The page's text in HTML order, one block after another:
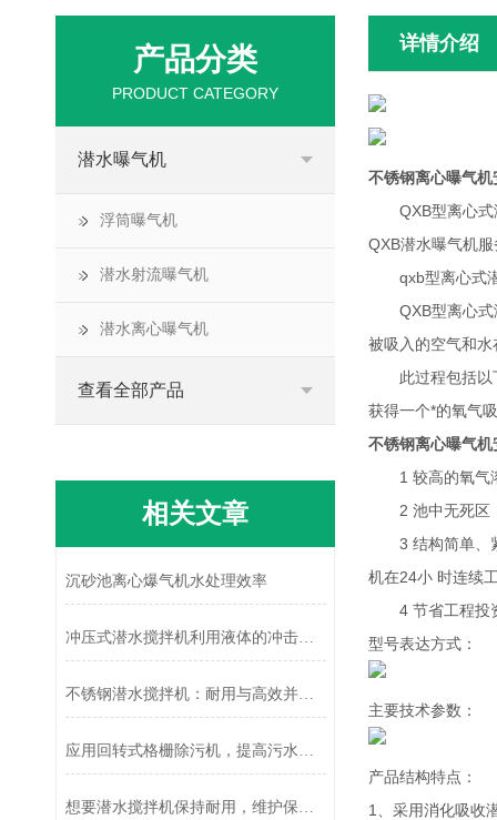
详情介绍
不锈钢离心曝气机
QXB型离心式潜
QXB潜水曝气机
qxb型离心式潜
QXB型离心式潜
被吸入的空气和
此过程包括以下
获得一个*的氧气
不锈钢离心曝气机
1 较高的氧气溶
2 池中无死区，
3 结构简单、紧
机在24小 时连续
4 节省工程投资
型号表达方式：
主要技术参数：
产品结构特点：
1、采用消化吸收
产品分类
PRODUCT CATEGORY
潜水曝气机
浮筒曝气机
潜水射流曝气机
潜水离心曝气机
查看全部产品
相关文章
沉砂池离心爆气机水处理效率
冲压式潜水搅拌机利用液体的冲击动能进行搅拌
不锈钢潜水搅拌机：耐用与高效并存的水下“动力引擎”
应用回转式格栅除污机，提高污水处理效率
想要潜水搅拌机保持耐用，维护保养不可少